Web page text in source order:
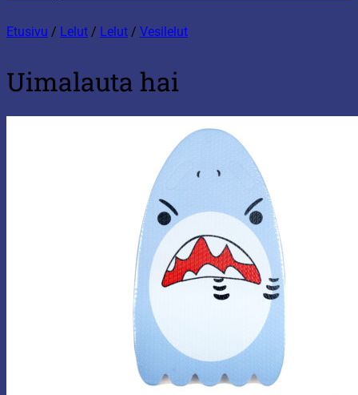
Etusivu / Lelut / Lelut / Vesilelut
Uimalauta hai